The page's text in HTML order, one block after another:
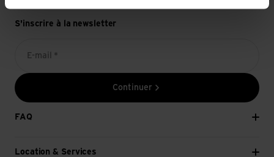
S'inscrire à la newsletter
E-mail *
Continuer
FAQ
Location & Services